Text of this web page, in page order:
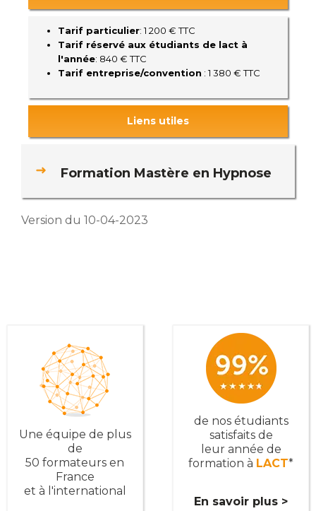
Tarif particulier: 1 200 € TTC
Tarif réservé aux étudiants de lact à
l'année: 840 € TTC
Tarif entreprise/convention : 1 380 € TTC
Liens utiles
Formation Mastère en Hypnose
Version du 10-04-2023
Une équipe de plus
de
50 formateurs en
France
et à l'international
de nos étudiants
satisfaits de
leur année de
formation à LACT*
En savoir plus >